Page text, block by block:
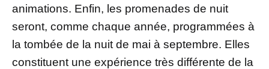
animations. Enfin, les promenades de nuit
seront, comme chaque année, programmées à
la tombée de la nuit de mai à septembre. Elles
constituent une expérience très différente de la